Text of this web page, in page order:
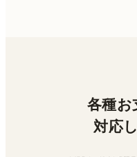
各種お
対応